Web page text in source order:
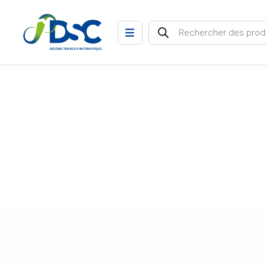
Recherche de produits